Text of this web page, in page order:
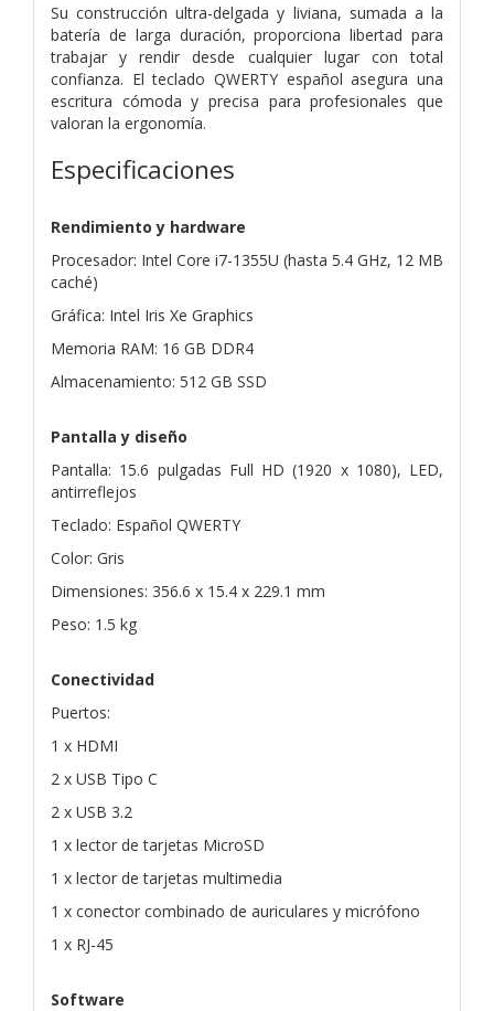
Su construcción ultra-delgada y liviana, sumada a la
batería de larga duración, proporciona libertad para
trabajar y rendir desde cualquier lugar con total
confianza. El teclado QWERTY español asegura una
escritura cómoda y precisa para profesionales que
valoran la ergonomía.
Especificaciones
Rendimiento y hardware
Procesador: Intel Core i7-1355U (hasta 5.4 GHz, 12 MB
caché)
Gráfica: Intel Iris Xe Graphics
Memoria RAM: 16 GB DDR4
Almacenamiento: 512 GB SSD
Pantalla y diseño
Pantalla: 15.6 pulgadas Full HD (1920 x 1080), LED,
antirreflejos
Teclado: Español QWERTY
Color: Gris
Dimensiones: 356.6 x 15.4 x 229.1 mm
Peso: 1.5 kg
Conectividad
Puertos:
1 x HDMI
2 x USB Tipo C
2 x USB 3.2
1 x lector de tarjetas MicroSD
1 x lector de tarjetas multimedia
1 x conector combinado de auriculares y micrófono
1 x RJ-45
Software